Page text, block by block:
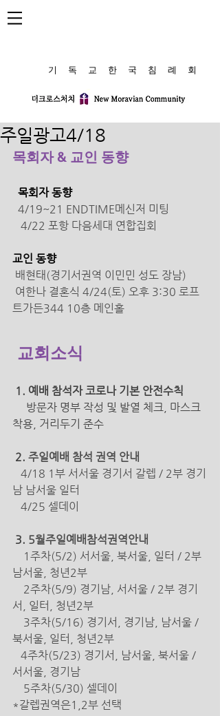
​기 독 교 한 국 침 례 회
주일광고4/18
목회자 & 교인 동향
  목회자 동향
  4/19~21 ENDTIME메신저 미팅
   4/22 포항 다음세대 연합집회
교인 동향
배현태(경기서권역 이민민 성도 장남)
트가든344 10층 메인홀
교회소식
1. 예배 참석자 코로나 기본 안전수칙
방문자 명부 작성 및 발열 체크, 마스크
착용, 거리두기 준수
2. 주일예배 참석 권역 안내
4/18 1부 서서울 경기서 갈렙 / 2부 경기
남 남서울 일터
   4/25 셀데이
3. 5월주일예배참석권역안내
1주차(5/2) 서서울, 북서울, 일터 / 2부
남서울, 청년2부
서, 일터, 청년2부
북서울, 일터, 청년2부
서서울, 경기남
    5주차(5/30) 셀데이
*갈렙권역은1,2부 선택